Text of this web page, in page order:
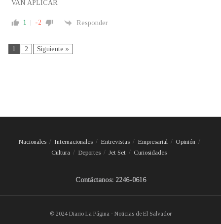
VAN APLICAR
1 -2 Responder
1 2 Siguiente »
Nacionales Internacionales Entrevistas Empresarial
Opinión
Cultura
Deportes Jet Set Curiosidades
Contáctanos: 2246-0616
© 2024 Diario La Página - Noticias de El Salvador